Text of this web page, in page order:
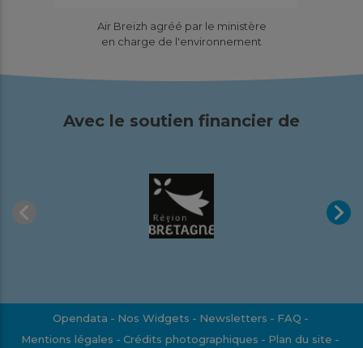
Air Breizh agréé par le ministère
en charge de l'environnement
Avec le soutien financier de
Opendata Nos Widgets Newsletters
FAQ
Mentions légales
Crédits photographiques Plan du site